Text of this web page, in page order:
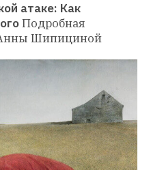
атаке: Как
Подробная
Шипициной